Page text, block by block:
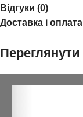
Відгуки (0)
Доставка і оплата
Переглянути